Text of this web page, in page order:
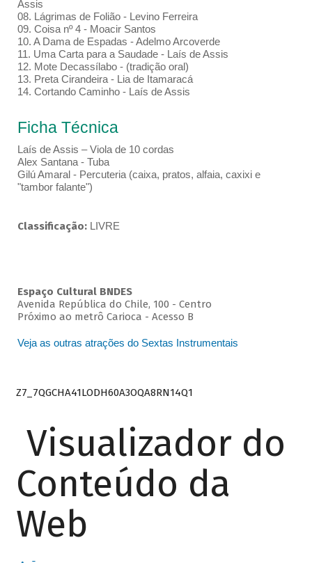
Assis
08. Lágrimas de Folião - Levino Ferreira
09. Coisa nº 4 - Moacir Santos
10. A Dama de Espadas - Adelmo Arcoverde
11. Uma Carta para a Saudade - Laís de Assis
12. Mote Decassílabo - (tradição oral)
13. Preta Cirandeira - Lia de Itamaracá
14. Cortando Caminho - Laís de Assis
Ficha Técnica
Laís de Assis – Viola de 10 cordas
Alex Santana - Tuba
Gilú Amaral - Percuteria (caixa, pratos, alfaia, caxixi e
"tambor falante")
Classificação: LIVRE
Espaço Cultural BNDES
Avenida República do Chile, 100 - Centro
Próximo ao metrô Carioca - Acesso B
Veja as outras atrações do Sextas Instrumentais
Z7_7QGCHA41LODH60A3OQA8RN14Q1
Visualizador do
Conteúdo da
Web